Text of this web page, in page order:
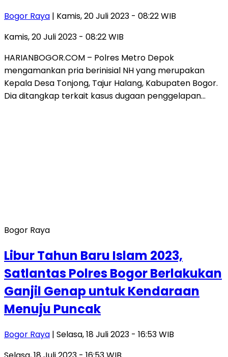
Bogor Raya | Kamis, 20 Juli 2023 - 08:22 WIB
Kamis, 20 Juli 2023 - 08:22 WIB
HARIANBOGOR.COM – Polres Metro Depok
mengamankan pria berinisial NH yang merupakan
Kepala Desa Tonjong, Tajur Halang, Kabupaten Bogor.
Dia ditangkap terkait kasus dugaan penggelapan…
Bogor Raya
Libur Tahun Baru Islam 2023,
Satlantas Polres Bogor Berlakukan
Ganjil Genap untuk Kendaraan
Menuju Puncak
Bogor Raya | Selasa, 18 Juli 2023 - 16:53 WIB